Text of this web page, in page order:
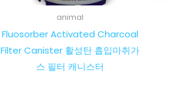
animal
Fluosorber Activated Charcoal
Filter Canister 활성탄 흡입마취가
스 필터 캐니스터